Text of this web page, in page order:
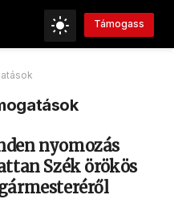
Támogass
nyomozás
Szék örökös